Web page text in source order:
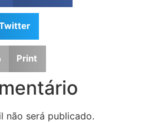
Print
não será publicado.